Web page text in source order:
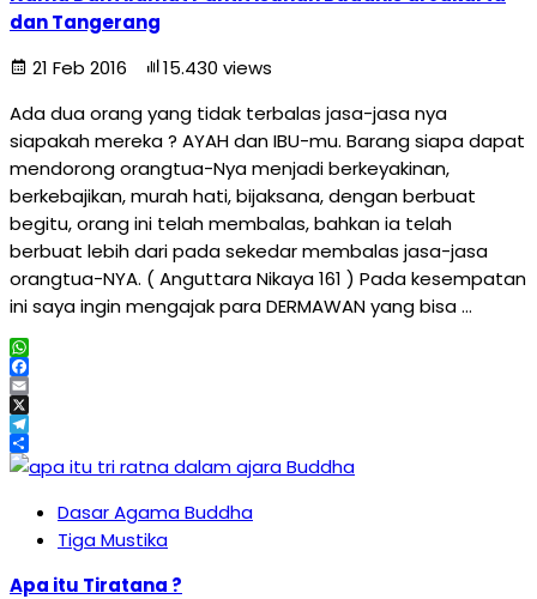
dan Tangerang
21 Feb 2016
15.430 views
Ada dua orang yang tidak terbalas jasa-jasa nya
siapakah mereka ? AYAH dan IBU-mu. Barang siapa dapat
mendorong orangtua-Nya menjadi berkeyakinan,
berkebajikan, murah hati, bijaksana, dengan berbuat
begitu, orang ini telah membalas, bahkan ia telah
berbuat lebih dari pada sekedar membalas jasa-jasa
orangtua-NYA. ( Anguttara Nikaya 161 ) Pada kesempatan
ini saya ingin mengajak para DERMAWAN yang bisa …
WhatsApp
Facebook
Email
X
Telegram
Share
Dasar Agama Buddha
Tiga Mustika
Apa itu Tiratana ?